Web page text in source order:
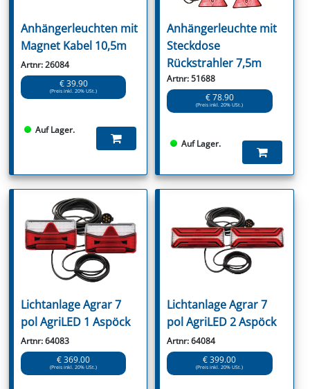
Anhängerleuchten mit
Magnet Kabel 10,5m
Artnr: 26084
€ 39.90
(Preis inkl. 20% USt.)
Auf Lager.
Anhängerleuchte mit
Steckdose
Rückstrahler 7,5m
Artnr: 51688
€ 78.90
(Preis inkl. 20% USt.)
Auf Lager.
Lichtanlage Agrar 7
pol AgriLED 1 Aspöck
Artnr: 64083
€ 369.00
(Preis inkl. 20% USt.)
Lichtanlage Agrar 7
pol AgriLED 2 Aspöck
Artnr: 64084
€ 399.00
(Preis inkl. 20% USt.)